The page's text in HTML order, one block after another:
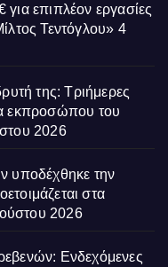
επιπλέον εργασίες
Τεντόγλου» 4
της: Τριήμερες
εκπροσώπου του
2026
υποδέχθηκε την
στα
2026
Ενδεχόμενες